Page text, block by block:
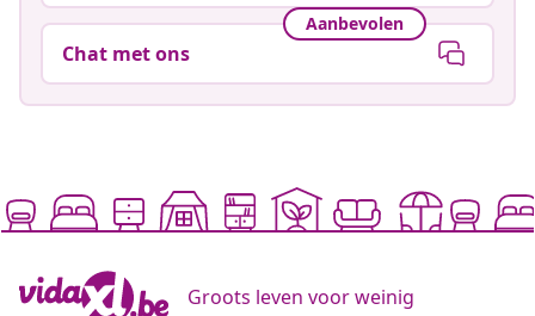
Aanbevolen
Chat met ons
Groots leven voor weinig